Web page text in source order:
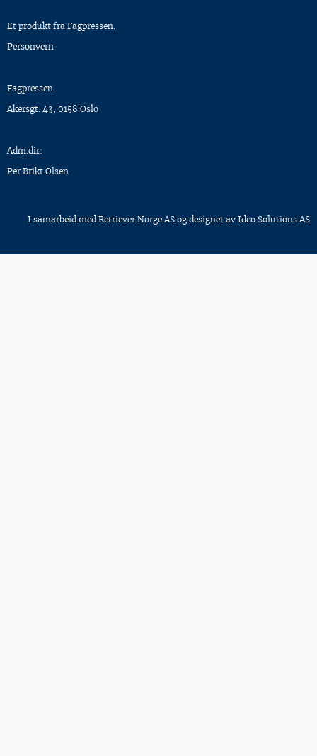
Et produkt fra Fagpressen.
Personvern
Fagpressen
Akersgt. 43, 0158 Oslo
Adm.dir:
Per Brikt Olsen
I samarbeid med Retriever Norge AS og designet av Ideo Solutions AS